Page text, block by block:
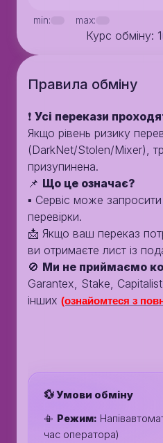
min: max:
Курс обміну: 1
Правила обмiну
❗️ Усі перекази
Якщо рівень ризику
(DarkNet/Stolen/Mixer),
призупинена.
📌 Що це означає?
▪️ Сервіс може запросити
перевірки.
📩 Якщо ваш переказ
ви отримаєте лист із
🚫 Ми не приймаємо
Garantex, Stake,
інших (ознайомтеся з
💱 Умови обміну
📳 Режим:
час оператора)